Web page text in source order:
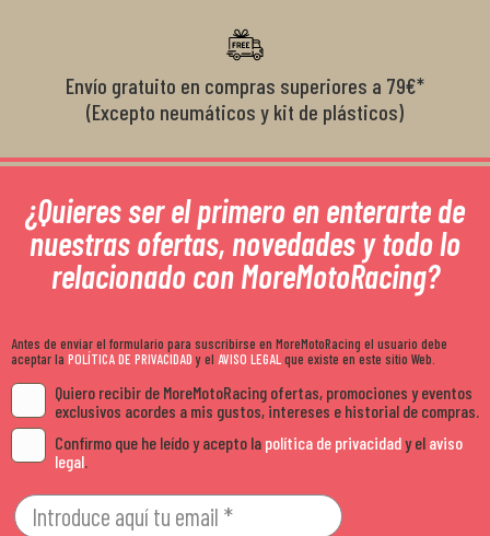
Envío gratuito en compras superiores a 79€*
(Excepto neumáticos y kit de plásticos)
¿Quieres ser el primero en enterarte de
nuestras ofertas, novedades y todo lo
relacionado con MoreMotoRacing?
Antes de enviar el formulario para suscribirse en MoreMotoRacing el usuario debe
aceptar la POLÍTICA DE PRIVACIDADy el AVISO LEGALque existe en este sitio Web.
Quiero recibir de MoreMotoRacing ofertas, promociones y eventos
exclusivos acordes a mis gustos, intereses e historial de compras.
Confirmo que he leído y acepto la política de privacidady el aviso
legal